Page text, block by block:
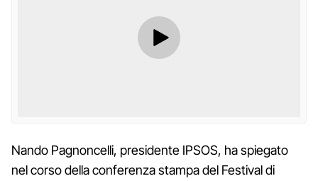
Nando Pagnoncelli, presidente IPSOS, ha spiegato
nel corso della conferenza stampa del Festival di